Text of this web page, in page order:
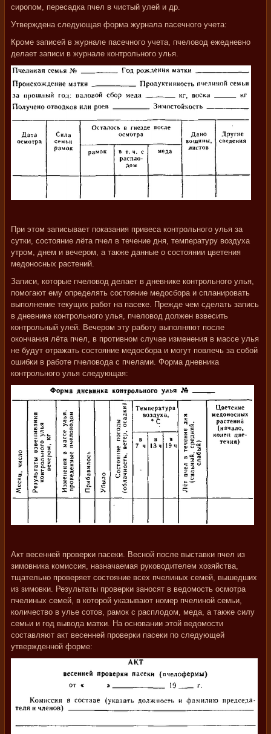
сиропом, пересадка пчел в чистый улей и др.
Утверждена следующая форма журнала пасечного учета:
Кроме записей в журнале пасечного учета, пчеловод ежедневно
делает записи в журнале контрольного улья.
При этом записывает показания привеса контрольного улья за
сутки, состояние лёта пчел в течение дня, температуру воздуха
утром, днем и вечером, а также данные о состоянии цветения
медоносных растений.
Записи, которые пчеловод делает в дневнике контрольного улья,
помогают ему определять состояние медосбора и спланировать
выполнение текущих работ на пасеке. Прежде чем сделать запись
в дневнике контрольного улья, пчеловод должен взвесить
контрольный улей. Вечером эту работу выполняют после
окончания лёта пчел, в противном случае изменения в массе улья
не будут отражать состояние медосбора и могут повлечь за собой
ошибки в работе пчеловода с пчелами. Форма дневника
контрольного улья следующая:
Акт весенней проверки пасеки. Весной после выставки пчел из
зимовника комиссия, назначаемая руководителем хозяйства,
тщательно проверяет состояние всех пчелиных семей, вышедших
из зимовки. Результаты проверки заносят в ведомость осмотра
пчелиных семей, в которой указывают номер пчелиной семьи,
количество в улье сотов, рамок с расплодом, меда, а также силу
семьи и год вывода матки. На основании этой ведомости
составляют акт весенней проверки пасеки по следующей
утвержденной форме: